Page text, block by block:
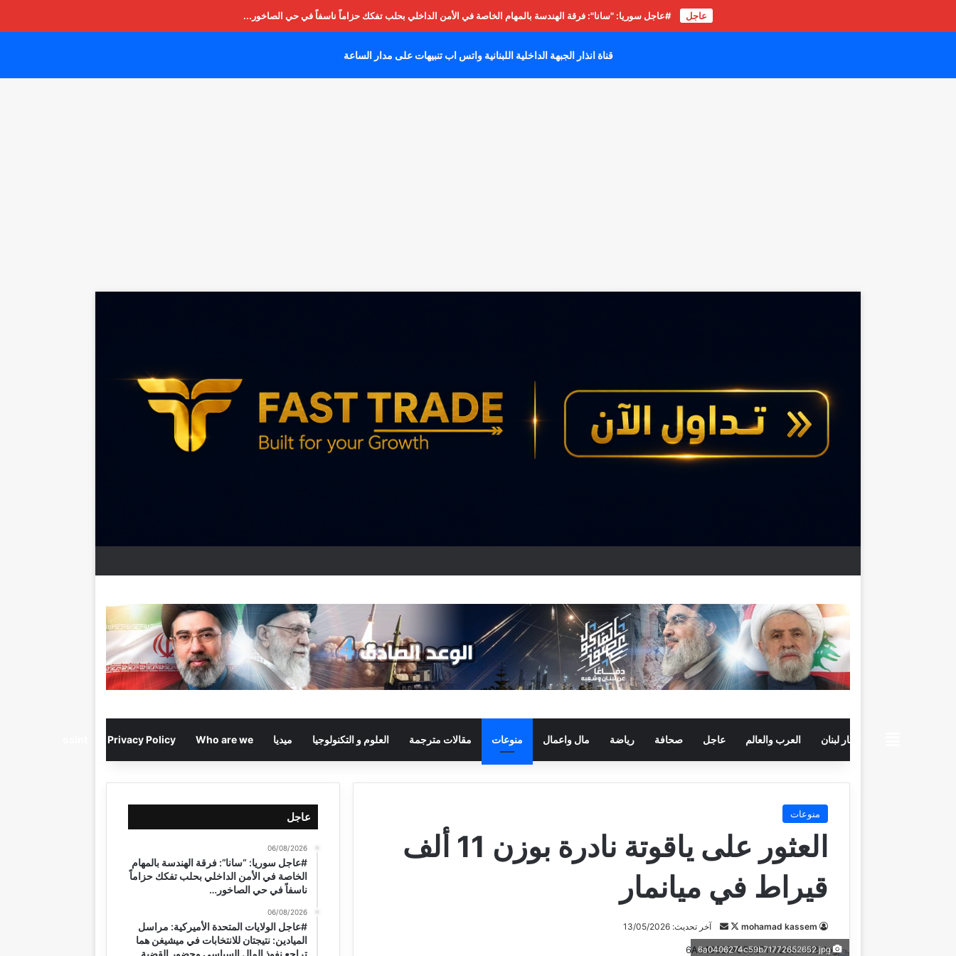
عاجل #عاجل سوريا: "سانا": فرقة الهندسة بالمهام الخاصة في الأمن الداخلي بحلب تفكك حزاماً ناسفاً في حي الصاخور...
قناة انذار الجبهة الداخلية اللبنانية واتس اب تنبيهات على مدار الساعة
beiruttime
اخبار لبنان العرب والعالم عاجل صحافة رياضة مال واعمال منوعات مقالات مترجمة العلوم و التكنولوجيا ميديا Who are we
Privacy Policy
منوعات
العثور على ياقوتة نادرة بوزن 11 ألف
قيراط في ميانمار
mohamad kassem
ت
ا ر
آخر تحديث: 13/05/2026
6a0406274c59b71772652652 jpg
عاجل
06/08/2026
#عاجل سوريا: “سانا”: فرقة الهندسة بالمهام
الخاصة في الأمن الداخلي بحلب تفكك حزاماً
ناسفاً في حي الصاخور…
06/08/2026
#عاجل الولايات المتحدة الأميركية: مراسل
الميادين: نتيجتان للانتخابات في ميشيغن هما